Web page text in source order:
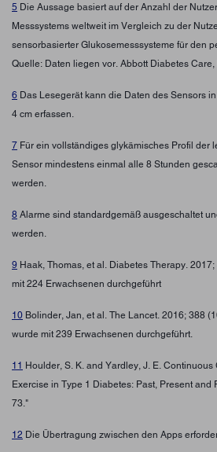
5 Die Aussage basiert auf der Anzahl der
Messsystems weltweit im Vergleich zu der
sensorbasierter Glukosemesssysteme für den
Quelle: Daten liegen vor. Abbott Diabetes Care,
6 Das Lesegerät kann die Daten des Sensors
4 cm erfassen.
7 Für ein vollständiges glykämisches Profil der
Sensor mindestens einmal alle 8 Stunden
werden.
8 Alarme sind standardgemäß ausgeschaltet
werden.
9 Haak, Thomas, et al. Diabetes Therapy.
mit 224 Erwachsenen durchgeführt
10 Bolinder, Jan, et al. The Lancet. 2016; 388
wurde mit 239 Erwachsenen durchgeführt.
11 Houlder, S. K. and Yardley, J. E.
Exercise in Type 1 Diabetes: Past, Present and
73."
12 Die Übertragung zwischen den Apps